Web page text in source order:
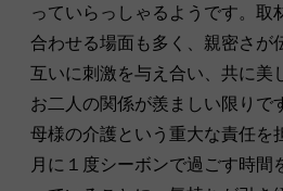
っていらっしゃるようです。取
合わせる場面も多く、親密さが
互いに刺激を与え合い、共に美
お二人の関係が羨ましい限りで
母様の介護という重大な責任を
月に１度シーボンで過ごす時間